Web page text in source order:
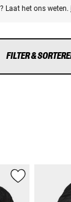
Laat het ons weten.
FILTER &